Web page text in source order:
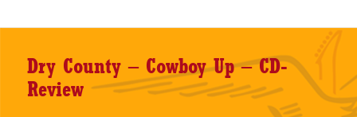
Dry County – Cowboy Up – CD-
Review